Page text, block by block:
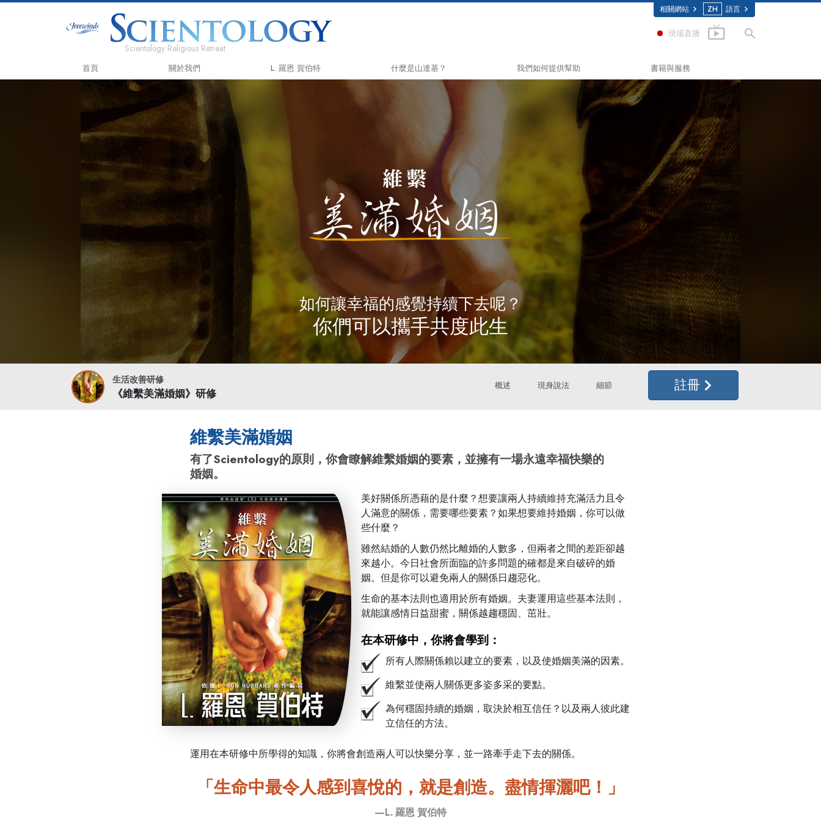
相關網站 ZH 語言
Scientology Religious Retreat
現場直播
首頁 關於我們 L. 羅恩 賀伯特 什麼是山達基？
山達基信條與守則
山達基人談山達基
與山達基人見面
教會內部
山達基的基本原則
戴尼提簡介
什麼是偉大？
我們如何提供幫助
Applied Scholastics(應用教育學會)
人權團結聯盟
公民人權委員會
山達基志願牧師
書籍與服務
有聲書
介紹性演講
入門影片
入門服務
如何讓幸福的感覺持續下去呢？
你們可以攜手共度此生
生活改善研修
《維繫美滿婚姻》研修
概述 現身說法 細節 註冊
維繫美滿婚姻
有了Scientology的原則，你會瞭解維繫婚姻的要素， 並擁有一場永遠幸福快樂的
婚姻。
美好關係所憑藉的是什麼？想要讓兩人持續維持充滿活力且令
人滿意的關係，需要哪些要素？如果想要維持婚姻，你可以做
些什麼？
雖然結婚的人數仍然比離婚的人數多，但兩者之間的差距卻越
來越小。今日社會所面臨的許多問題的確都是來自破碎的婚
姻。但是你可以避免兩人的關係日趨惡化。
生命的基本法則也適用於所有婚姻。夫妻運用這些基本法則，
就能讓感情日益甜蜜，關係越趨穩固、茁壯。
在本研修中，你將會學到：
所有人際關係賴以建立的要素，以及使婚姻美滿的因素。
維繫並使兩人關係更多姿多采的要點。
為何穩固持續的婚姻，取決於相互信任？以及兩人彼此建
立信任的方法。
運用在本研修中所學得的知識， 你將會創造兩人可以快樂分享， 並一路牽手走下去的關係。
「生命中最令人感到喜悅的，就是創造。盡情揮灑吧！」
—L. 羅恩 賀伯特